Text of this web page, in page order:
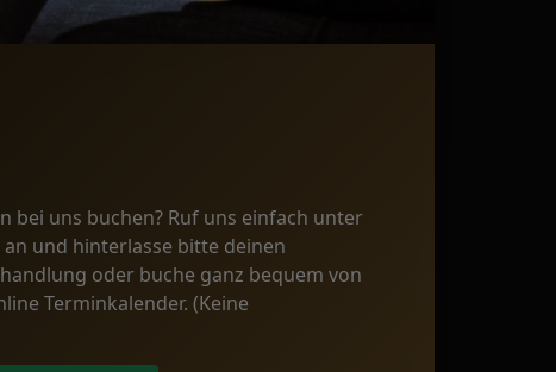
bei uns buchen? Ruf uns einfach unter
an und hinterlasse bitte deinen
oder buche ganz bequem von
Terminkalender. (Keine